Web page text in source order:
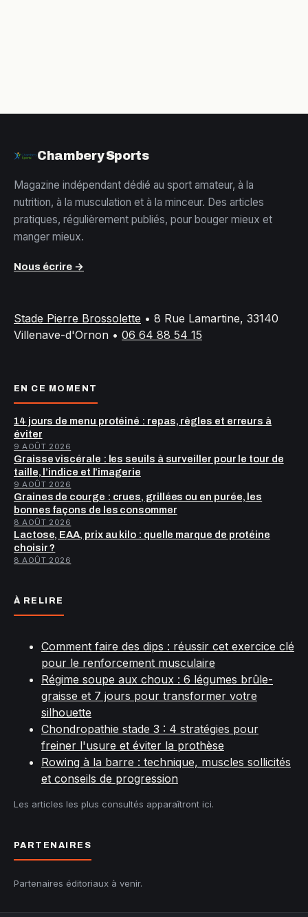
Chambery Sports
Magazine indépendant dédié au sport amateur, à la
nutrition, à la musculation et à la minceur. Des articles
pratiques, régulièrement publiés, pour bouger mieux et
manger mieux.
Nous écrire →
Stade Pierre Brossolette • 8 Rue Lamartine, 33140
Villenave-d'Ornon • 06 64 88 54 15
EN CE MOMENT
14 jours de menu protéiné : repas, règles et erreurs à
éviter
9 AOÛT 2026
Graisse viscérale : les seuils à surveiller pour le tour de
taille, l’indice et l’imagerie
9 AOÛT 2026
Graines de courge : crues, grillées ou en purée, les
bonnes façons de les consommer
8 AOÛT 2026
Lactose, EAA, prix au kilo : quelle marque de protéine
choisir ?
8 AOÛT 2026
À RELIRE
Comment faire des dips : réussir cet exercice clé
pour le renforcement musculaire
Régime soupe aux choux : 6 légumes brûle-
graisse et 7 jours pour transformer votre
silhouette
Chondropathie stade 3 : 4 stratégies pour
freiner l'usure et éviter la prothèse
Rowing à la barre : technique, muscles sollicités
et conseils de progression
Les articles les plus consultés apparaîtront ici.
PARTENAIRES
Partenaires éditoriaux à venir.